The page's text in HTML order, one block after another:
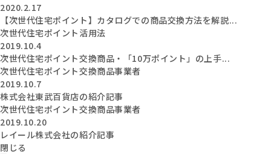
2020.2.17
【次世代住宅ポイント】カタログでの商品交換方法を解説...
次世代住宅ポイント活用法
2019.10.4
次世代住宅ポイント交換商品・「10万ポイント」の上手...
次世代住宅ポイント交換商品事業者
2019.10.7
株式会社東武百貨店の紹介記事
次世代住宅ポイント交換商品事業者
2019.10.20
レイール株式会社の紹介記事
閉じる